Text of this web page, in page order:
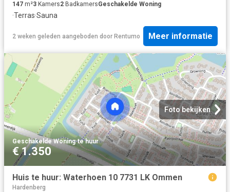
147 m²3 Kamers2 BadkamersGeschakelde Woning
·Terras·Sauna
2 weken geleden aangeboden door Rentumo Meer informatie
Foto bekijken
Geschakelde Woning·te huur
€ 1.350
Huis te huur: Waterhoen 10 7731 LK Ommen
Hardenberg